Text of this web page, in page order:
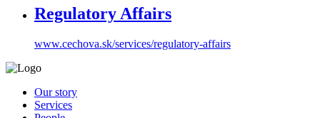
Regulatory Affairs
www.cechova.sk/services/regulatory-affairs
Our story
Services